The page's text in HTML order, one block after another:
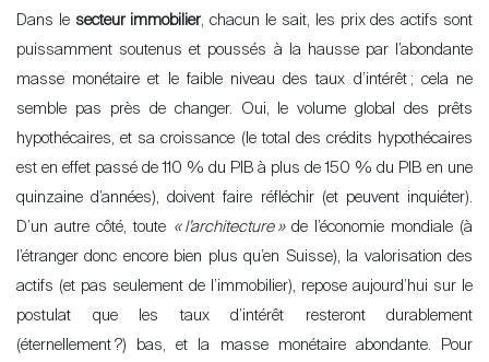
Sell
Our experts
Contact
The blog
Dans le secteur immobilier, chacun le sait, les prix des actifs sont
puissamment soutenus et poussés à la hausse par l’abondante
masse monétaire et le faible niveau des taux d’intérêt ; cela ne
semble pas près de changer. Oui, le volume global des prêts
hypothécaires, et sa croissance (le total des crédits hypothécaires
est en effet passé de 110 % du PIB à plus de 150 % du PIB en une
quinzaine d’années), doivent faire réfléchir (et peuvent inquiéter).
D’un autre côté, toute « l’architecture »de l’économie mondiale (à
l’étranger donc encore bien plus qu’en Suisse), la valorisation des
actifs (et pas seulement de l’immobilier), repose aujourd’hui sur le
postulat que les taux d’intérêt resteront durablement
(éternellement ?) bas, et la masse monétaire abondante. Pour